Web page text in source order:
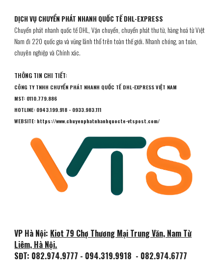
DỊCH VỤ CHUYỂN PHÁT NHANH QUỐC TẾ DHL-EXPRESS
Chuyển phát nhanh quốc tế DHL, Vận chuyển, chuyển phát thư từ, hàng hoá từ Việt
Nam đi 220 quốc gia và vũng lãnh thổ trên toàn thế giới. Nhanh chóng, an toàn,
chuyên nghiệp và Chính xác.
THÔNG TIN CHI TIẾT:
CÔNG TY TNHH CHUYỂN PHÁT NHANH QUỐC TẾ DHL-EXPRESS VIỆT NAM
MST: 0110.779.886
HOTLINE: 0943.199.918 - 0933.983.111
WEBSITE: https://www.chuyenphatnhanhquocte-vtspost.com/
VP Hà Nội: Kiot 79 Chợ Thương Mại Trung Văn, Nam Từ
Liêm, Hà Nội.
SĐT: 082.974.9777 - 094.319.9918 - 082.974.6777